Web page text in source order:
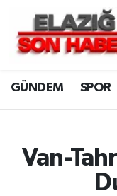
GÜNDEM SPOR
Van-
CANLI YAYIN
ASAYİŞ
BİLİM VE
DÜNYA
Merkez Hava
Merkez
Süper Lig
Tüm